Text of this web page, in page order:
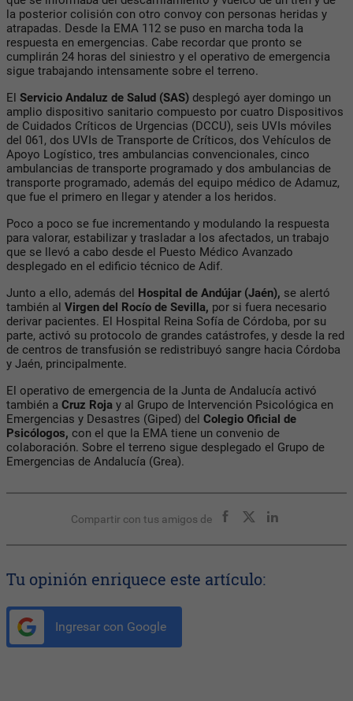
la posterior colisión con otro convoy con personas heridas y
atrapadas. Desde la EMA 112 se puso en marcha toda la
respuesta en emergencias. Cabe recordar que pronto se
cumplirán 24 horas del siniestro y el operativo de emergencia
sigue trabajando intensamente sobre el terreno.
El Servicio Andaluz de Salud (SAS) desplegó ayer domingo un
amplio dispositivo sanitario compuesto por cuatro Dispositivos
de Cuidados Críticos de Urgencias (DCCU), seis UVIs móviles
del 061, dos UVIs de Transporte de Críticos, dos Vehículos de
Apoyo Logístico, tres ambulancias convencionales, cinco
ambulancias de transporte programado y dos ambulancias de
transporte programado, además del equipo médico de Adamuz,
que fue el primero en llegar y atender a los heridos.
Poco a poco se fue incrementando y modulando la respuesta
para valorar, estabilizar y trasladar a los afectados, un trabajo
que se llevó a cabo desde el Puesto Médico Avanzado
desplegado en el edificio técnico de Adif.
Junto a ello, además del Hospital de Andújar (Jaén), se alertó
también al Virgen del Rocío de Sevilla, por si fuera necesario
derivar pacientes. El Hospital Reina Sofía de Córdoba, por su
parte, activó su protocolo de grandes catástrofes, y desde la red
de centros de transfusión se redistribuyó sangre hacia Córdoba
y Jaén, principalmente.
El operativo de emergencia de la Junta de Andalucía activó
también a Cruz Roja y al Grupo de Intervención Psicológica en
Emergencias y Desastres (Giped) del Colegio Oficial de
Psicólogos, con el que la EMA tiene un convenio de
colaboración. Sobre el terreno sigue desplegado el Grupo de
Emergencias de Andalucía (Grea).
Compartir con tus amigos de
Tu opinión enriquece este artículo:
Ingresar con Google